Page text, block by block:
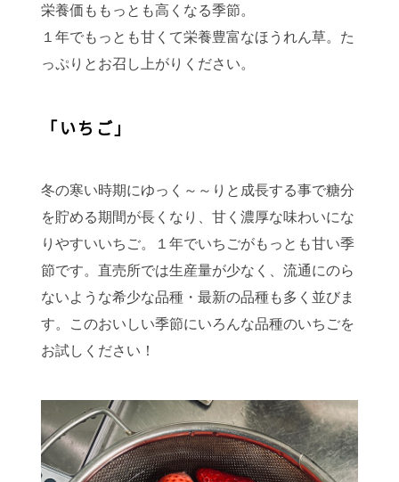
栄養価ももっとも高くなる季節。
１年でもっとも甘くて栄養豊富なほうれん草。た
っぷりとお召し上がりください。
「いちご」
冬の寒い時期にゆっく～～りと成長する事で糖分
を貯める期間が長くなり、甘く濃厚な味わいにな
りやすいいちご。１年でいちごがもっとも甘い季
節です。直売所では生産量が少なく、流通にのら
ないような希少な品種・最新の品種も多く並びま
す。このおいしい季節にいろんな品種のいちごを
お試しください！